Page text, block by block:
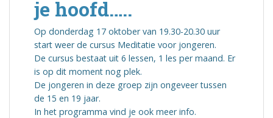
je hoofd…..
Op donderdag 17 oktober van 19.30-20.30 uur
start weer de cursus Meditatie voor jongeren.
De cursus bestaat uit 6 lessen, 1 les per maand. Er
is op dit moment nog plek.
De jongeren in deze groep zijn ongeveer tussen
de 15 en 19 jaar.
In het programma vind je ook meer info.